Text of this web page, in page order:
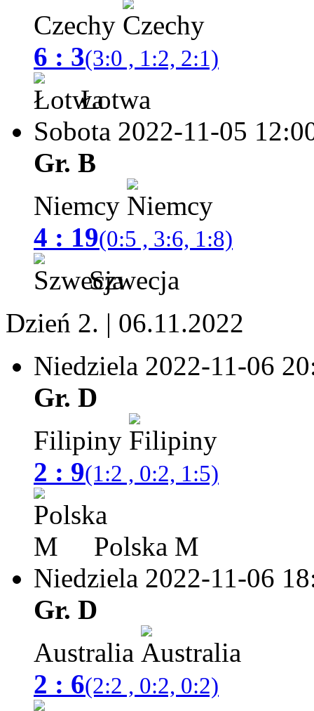
Czechy
6 : 3(3:0 , 1:2, 2:1)
Łotwa
Sobota 2022-11-05
Gr. B
Niemcy
4 : 19(0:5 , 3:6, 1:8)
Szwecja
Dzień 2. | 06.11.2022
Niedziela 2022-11-06
Gr. D
Filipiny
2 : 9(1:2 , 0:2, 1:5)
Polska M
Niedziela 2022-11-06
Gr. D
Australia
2 : 6(2:2 , 0:2, 0:2)